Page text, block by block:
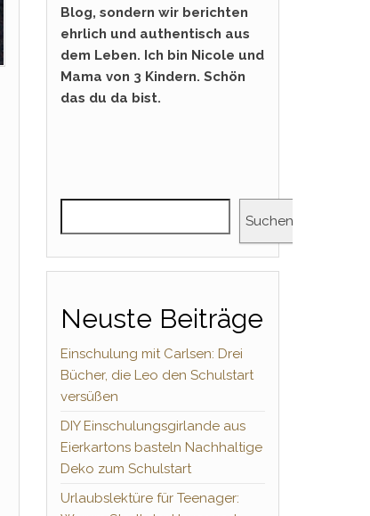
Blog, sondern wir berichten
ehrlich und authentisch aus
dem Leben. Ich bin Nicole und
Mama von 3 Kindern. Schön
das du da bist.
Suchen
Neuste Beiträge
Einschulung mit Carlsen: Drei
Bücher, die Leo den Schulstart
versüßen
DIY Einschulungsgirlande aus
Eierkartons basteln Nachhaltige
Deko zum Schulstart
Urlaubslektüre für Teenager: